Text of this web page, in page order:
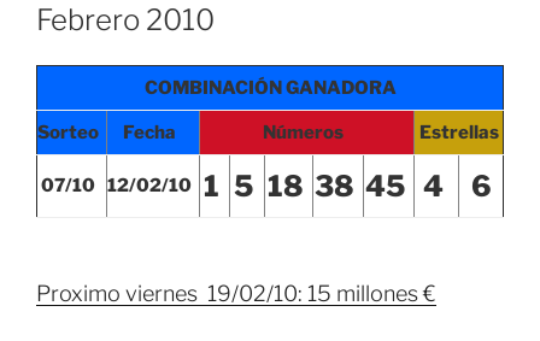
Febrero 2010
COMBINACIÓN GANADORA
Sorteo Fecha Números Estrellas
07/10 12/02/10 1 5 18 38 45 4 6
Proximo viernes 19/02/10: 15 millones €